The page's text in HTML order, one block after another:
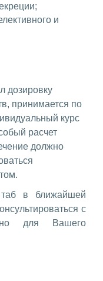
и
дозировку
принимается по
курс
расчет
должно
в ближайшей
с
для Вашего